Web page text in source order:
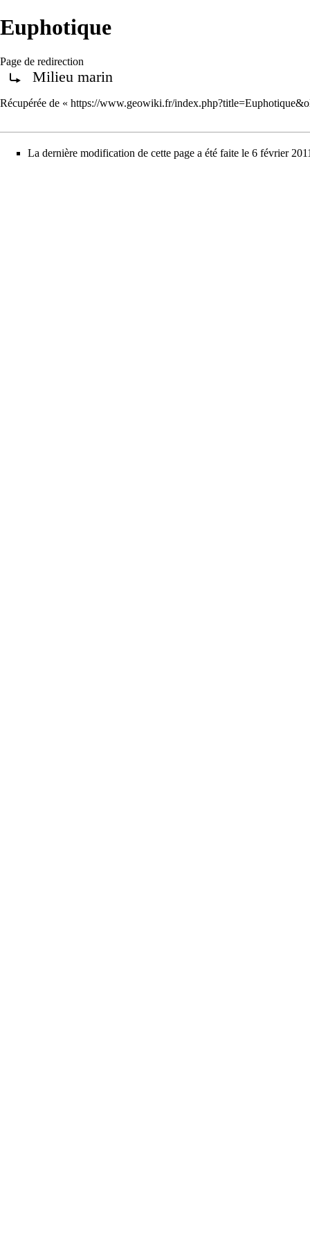
Euphotique
Page de redirection
Rediriger vers :
Milieu marin
Récupérée de « https://www.geowiki.fr/
La dernière modification de cette page a été faite le 6 février